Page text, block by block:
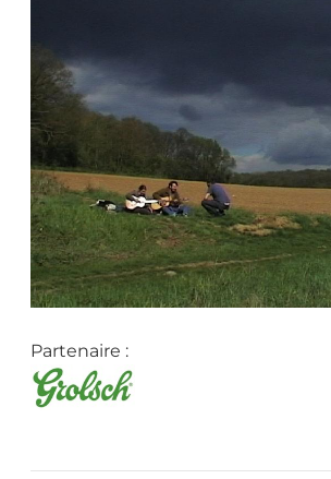
Partenaire :